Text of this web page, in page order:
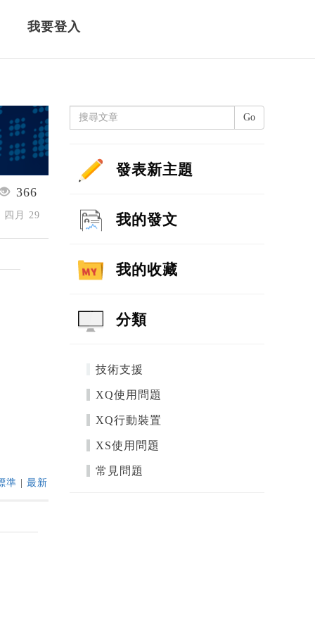
我要登入
366
四月 29
準 |最新
Go
發表新主題
我的發文
我的收藏
分類
技術支援
XQ使用問題
XQ行動裝置
XS使用問題
常見問題